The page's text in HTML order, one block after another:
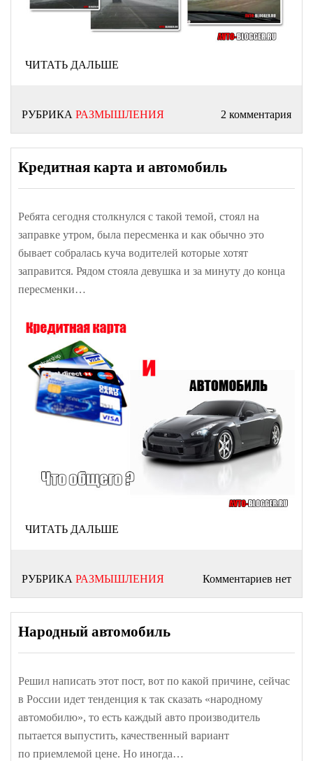
ЧИТАТЬ ДАЛЬШЕ
РУБРИКА РАЗМЫШЛЕНИЯ 2 комментария
Кредитная карта и автомобиль
Ребята сегодня столкнулся с такой темой, стоял на
заправке утром, была пересменка и как обычно это
бывает собралась куча водителей которые хотят
заправится. Рядом стояла девушка и за минуту до конца
пересменки…
ЧИТАТЬ ДАЛЬШЕ
РУБРИКА РАЗМЫШЛЕНИЯ Комментариев нет
Народный автомобиль
Решил написать этот пост, вот по какой причине, сейчас
в России идет тенденция к так сказать «народному
автомобилю», то есть каждый авто производитель
пытается выпустить, качественный вариант
по приемлемой цене. Но иногда…